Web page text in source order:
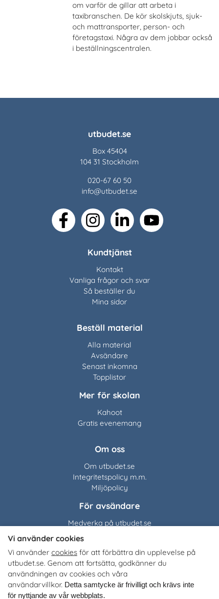
om varför de gillar att arbeta i
taxibranschen. De kör skolskjuts, sjuk-
och mattransporter, person- och
företagstaxi. Några av dem jobbar också
i beställningscentralen.
utbudet.se
Box 45404
104 31 Stockholm
020-67 60 50
info@utbudet.se
facebookinstagramlinkedin youtube
Kundtjänst
Kontakt
Vanliga frågor och svar
Så beställer du
Mina sidor
Beställ material
Alla material
Avsändare
Senast inkomna
Topplistor
Mer för skolan
Kahoot
Gratis evenemang
Om oss
Om utbudet.se
Integritetspolicy m.m.
Miljöpolicy
För avsändare
Medverka på utbudet.se
Utbudet.se distribuerar
organisationers, myndigheters och företags egna material
till Sveriges alla skolor, universitet och högskolor. Tjänsten
är kostnadsfri för lärare, studie- och yrkesvägledare och
annan skolpersonal.
Vi använder cookies
Vi använder cookies för att förbättra din upplevelse på
utbudet.se. Genom att fortsätta, godkänner du
användningen av cookies och våra
användarvillkor. Detta samtycke är frivilligt och krävs inte
för nyttjande av vår webbplats.